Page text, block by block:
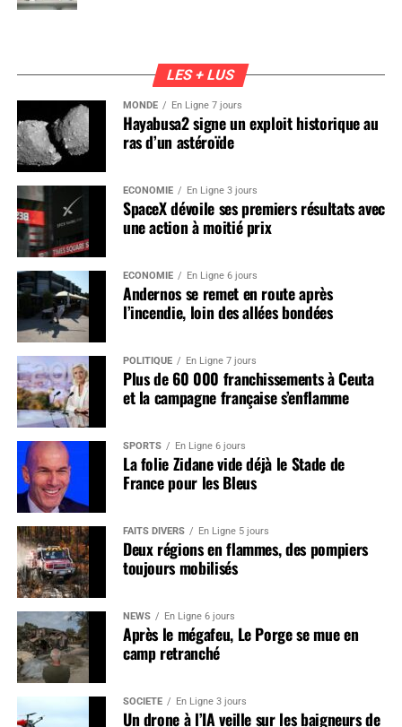
LES + LUS
MONDE En Ligne 7 jours
Hayabusa2 signe un exploit historique au
ras d’un astéroïde
ÉCONOMIE En Ligne 3 jours
SpaceX dévoile ses premiers résultats avec
une action à moitié prix
ÉCONOMIE En Ligne 6 jours
Andernos se remet en route après
l’incendie, loin des allées bondées
POLITIQUE En Ligne 7 jours
Plus de 60 000 franchissements à Ceuta
et la campagne française s’enflamme
SPORTS En Ligne 6 jours
La folie Zidane vide déjà le Stade de
France pour les Bleus
FAITS DIVERS En Ligne 5 jours
Deux régions en flammes, des pompiers
toujours mobilisés
NEWS En Ligne 6 jours
Après le mégafeu, Le Porge se mue en
camp retranché
SOCIÉTÉ En Ligne 3 jours
Un drone à l’IA veille sur les baigneurs de